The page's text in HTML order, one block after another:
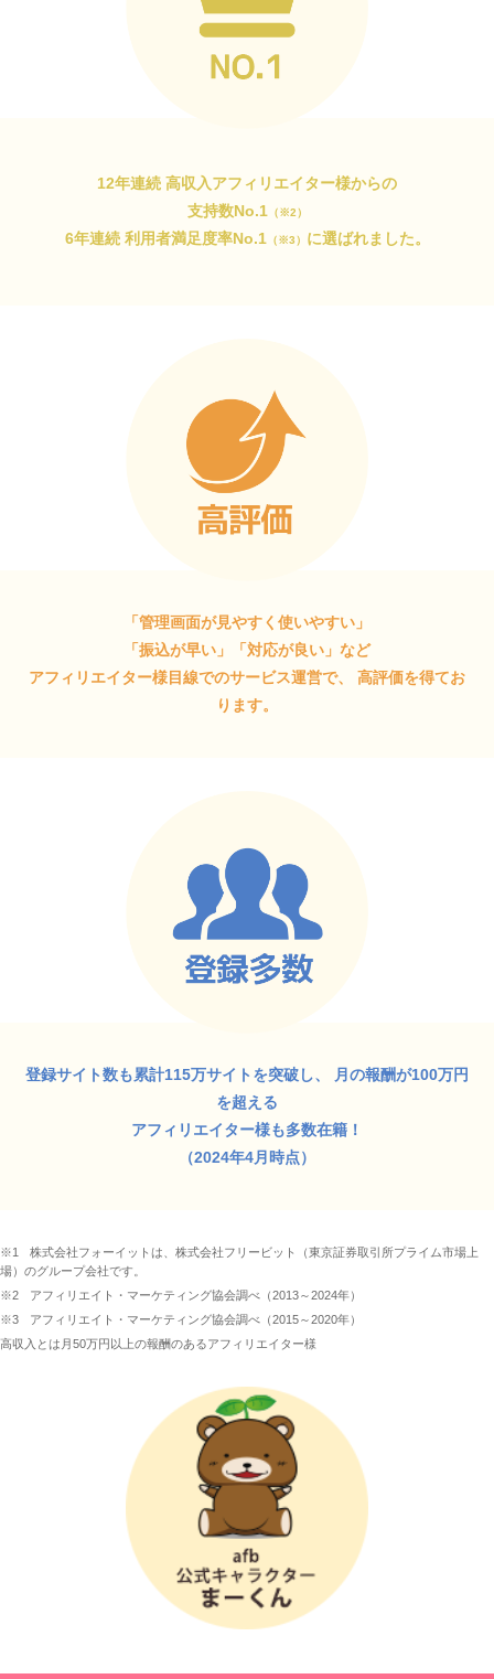
12年連続 高収入アフィリエイター様からの
支持数No.1（※2）
6年連続 利用者満足度率No.1（※3） に選ばれました。
「管理画面が見やすく使いやすい」
「振込が早い」「対応が良い」など
アフィリエイター様目線でのサービス運営で、
高評価を得てお
ります。
登録サイト数も累計115万サイトを突破し、
月の報酬が100万円
を超える
アフィリエイター様も多数在籍！
（2024年4月時点）
※1
株式会社フォーイットは、株式会社フリービット（東京証券取引所プライム市場上
場）のグループ会社です。
※2
アフィリエイト・マーケティング協会調べ（2013～2024年）
※3
アフィリエイト・マーケティング協会調べ（2015～2020年）
高収入とは月50万円以上の報酬のあるアフィリエイター様